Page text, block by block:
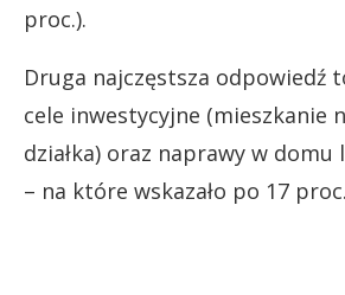
proc.).
Druga najczęstsza odpowiedź
cele inwestycyjne (mieszkanie
działka) oraz naprawy w domu
– na które wskazało po 17